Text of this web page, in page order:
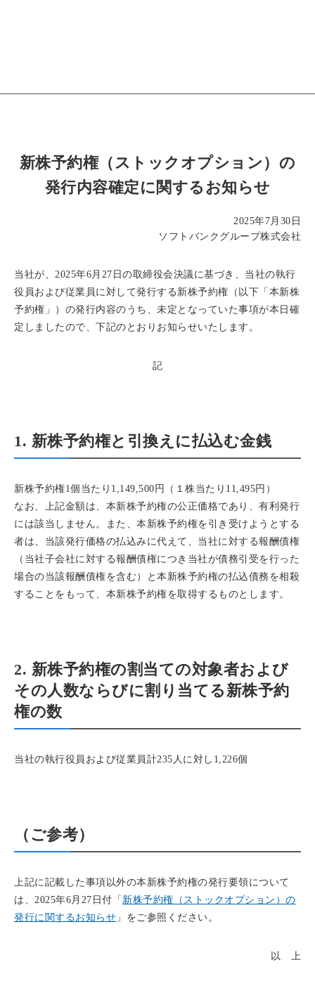
新株予約権（ストックオプション）の
発行内容確定に関するお知らせ
2025年7月30日
ソフトバンクグループ株式会社
当社が、2025年6月27日の取締役会決議に基づき、当社の執行
役員および従業員に対して発行する新株予約権（以下「本新株
予約権」）の発行内容のうち、未定となっていた事項が本日確
定しましたので、下記のとおりお知らせいたします。
記
1. 新株予約権と引換えに払込む金銭
新株予約権1個当たり1,149,500円（１株当たり11,495円）
なお、上記金額は、本新株予約権の公正価格であり、有利発行
には該当しません。また、本新株予約権を引き受けようとする
者は、当該発行価格の払込みに代えて、当社に対する報酬債権
（当社子会社に対する報酬債権につき当社が債務引受を行った
場合の当該報酬債権を含む）と本新株予約権の払込債務を相殺
することをもって、本新株予約権を取得するものとします。
2. 新株予約権の割当ての対象者および
その人数ならびに割り当てる新株予約
権の数
当社の執行役員および従業員計235人に対し1,226個
（ご参考）
上記に記載した事項以外の本新株予約権の発行要領について
は、2025年6月27日付「 新株予約権（ストックオプション）の
発行に関するお知らせ 」をご参照ください。
以 上